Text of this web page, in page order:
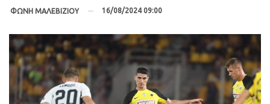
ΦΩΝΗ ΜΑΛΕΒΙΖΙΟΥ 16/08/2024 09:00